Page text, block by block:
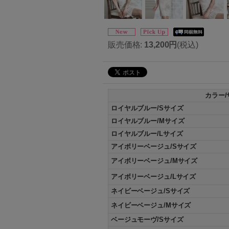
販売価格: 13,200円 (税込)
カラー/
ロイヤルブルー/Sサイズ
ロイヤルブルー/Mサイズ
ロイヤルブルー/Lサイズ
アイボリーベージュ/Sサイズ
アイボリーベージュ/Mサイズ
アイボリーベージュ/Lサイズ
ネイビーベージュ/Sサイズ
ネイビーベージュ/Mサイズ
ベージュモーヴ/Sサイズ